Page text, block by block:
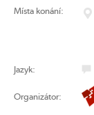
Místa konání:
Jazyk:
Organizátor: